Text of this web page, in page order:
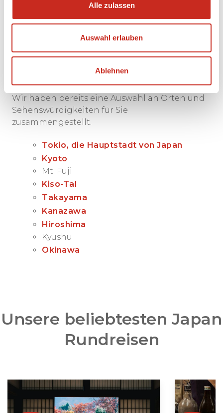
Alle zulassen
Auswahl erlauben
Ablehnen
Sehenswürdigkeiten
und Orte in Japan
Japan hat für jeden Reisenden viel zu bieten.
Wir haben bereits eine Auswahl an Orten und
Sehenswürdigkeiten für Sie
zusammengestellt.
Tokio, die Hauptstadt von Japan
Kyoto
Mt. Fuji
Kiso-Tal
Takayama
Kanazawa
Hiroshima
Kyushu
Okinawa
Unsere beliebtesten Japan
Rundreisen